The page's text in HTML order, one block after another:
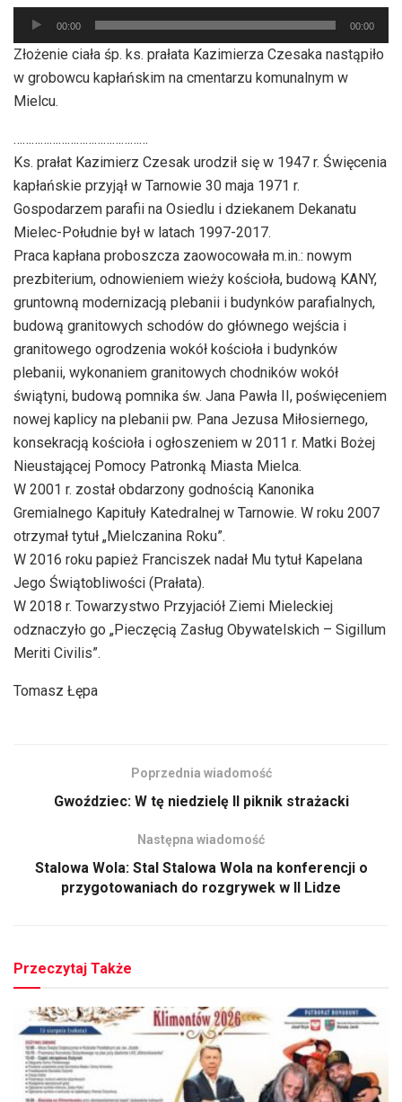
Odtwarzacz
plików
dźwiękowych
00:00 00:00
Złożenie ciała śp. ks. prałata Kazimierza Czesaka nastąpiło
w grobowcu kapłańskim na cmentarzu komunalnym w
Mielcu.
………………………………………
Ks. prałat Kazimierz Czesak urodził się w 1947 r. Święcenia
kapłańskie przyjął w Tarnowie 30 maja 1971 r.
Gospodarzem parafii na Osiedlu i dziekanem Dekanatu
Mielec-Południe był w latach 1997-2017.
Praca kapłana proboszcza zaowocowała m.in.: nowym
prezbiterium, odnowieniem wieży kościoła, budową KANY,
gruntowną modernizacją plebanii i budynków parafialnych,
budową granitowych schodów do głównego wejścia i
granitowego ogrodzenia wokół kościoła i budynków
plebanii, wykonaniem granitowych chodników wokół
świątyni, budową pomnika św. Jana Pawła II, poświęceniem
nowej kaplicy na plebanii pw. Pana Jezusa Miłosiernego,
konsekracją kościoła i ogłoszeniem w 2011 r. Matki Bożej
Nieustającej Pomocy Patronką Miasta Mielca.
W 2001 r. został obdarzony godnością Kanonika
Gremialnego Kapituły Katedralnej w Tarnowie. W roku 2007
otrzymał tytuł „Mielczanina Roku”.
W 2016 roku papież Franciszek nadał Mu tytuł Kapelana
Jego Świątobliwości (Prałata).
W 2018 r. Towarzystwo Przyjaciół Ziemi Mieleckiej
odznaczyło go „Pieczęcią Zasług Obywatelskich – Sigillum
Meriti Civilis”.
Tomasz Łępa
Poprzednia wiadomość
Gwoździec: W tę niedzielę II piknik strażacki
Następna wiadomość
Stalowa Wola: Stal Stalowa Wola na konferencji o
przygotowaniach do rozgrywek w II Lidze
Przeczytaj Także